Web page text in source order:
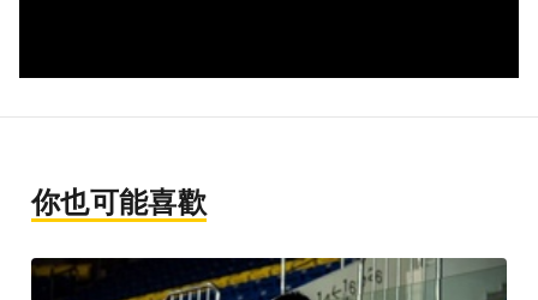
你也可能喜歡